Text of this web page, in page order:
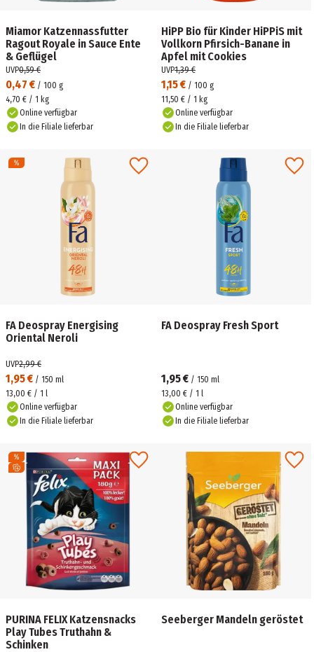
Miamor Katzennassfutter
Ragout Royale in Sauce Ente
& Geflügel
0,47 € / 100 g
UVP0,59 €
4,70 € / 1 kg
Online verfügbar
In die Filiale lieferbar
HiPP Bio für Kinder HiPPiS mit
Vollkorn Pfirsich-Banane in
Apfel mit Cookies
1,15 € / 100 g
UVP1,39 €
11,50 € / 1 kg
Online verfügbar
In die Filiale lieferbar
FA Deospray Energising
Oriental Neroli
1,95 € / 150 ml
UVP2,99 €
13,00 € / 1 l
Online verfügbar
In die Filiale lieferbar
FA Deospray Fresh Sport
1,95 € / 150 ml
13,00 € / 1 l
Online verfügbar
In die Filiale lieferbar
PURINA FELIX Katzensnacks
Play Tubes Truthahn &
Schinken
Seeberger Mandeln geröstet